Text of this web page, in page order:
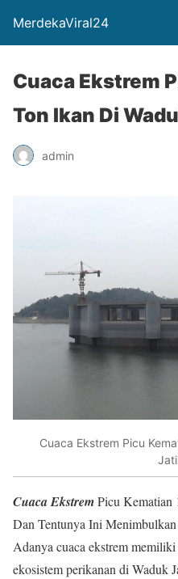
MerdekaViral24
Cuaca Ekstrem
Ton Ikan Di
admin
Cuaca Ekstrem Picu
Cuaca EkstremPicu Kematian
Dan Tentunya Ini
Adanya cuaca ekstrem
ekosistem perikanan di Waduk